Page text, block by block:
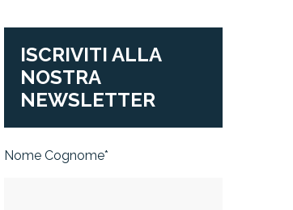
ISCRIVITI ALLA
NOSTRA
NEWSLETTER
Nome Cognome*